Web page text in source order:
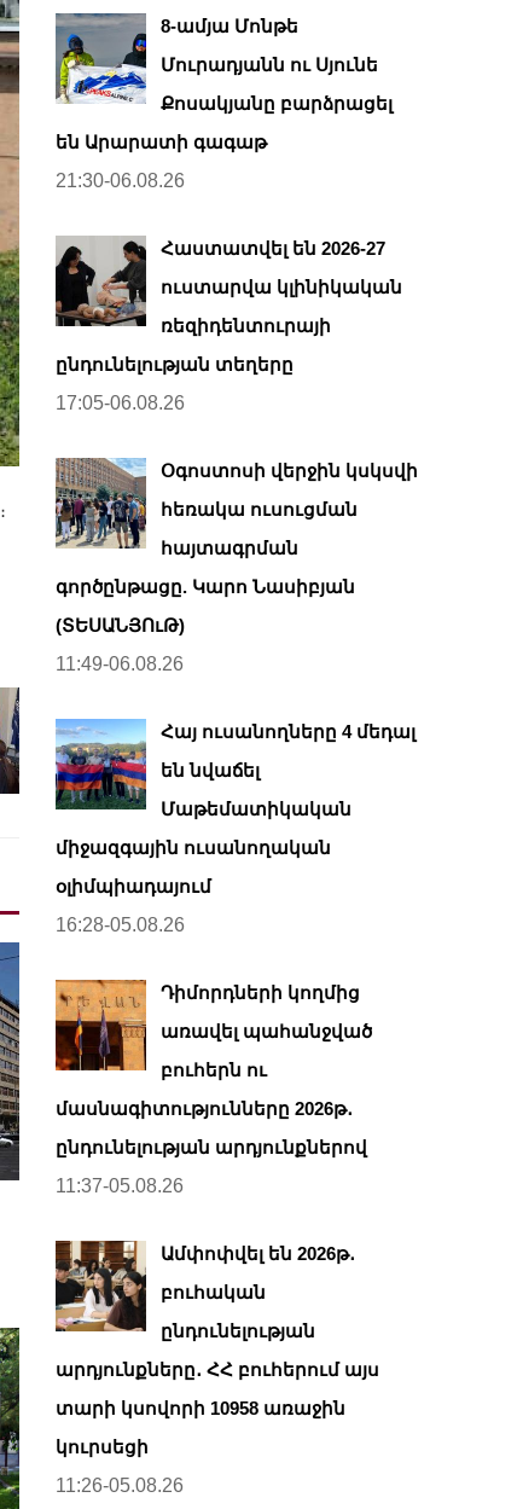
։
8-ամյա Մոնթե
Մուրադյանն ու Սյունե
Քոսակյանը բարձրացել
են Արարատի գագաթ
21:30-06.08.26
Հաստատվել են 2026-27
ուստարվա կլինիկական
ռեզիդենտուրայի
ընդունելության տեղերը
17:05-06.08.26
Օգոստոսի վերջին կսկսվի
հեռակա ուսուցման
հայտագրման
գործընթացը. Կարո Նասիբյան
(ՏԵՍԱՆՅՈւԹ)
11:49-06.08.26
Հայ ուսանողները 4 մեդալ
են նվաճել
Մաթեմատիկական
միջազգային ուսանողական
օլիմպիադայում
16:28-05.08.26
Դիմորդների կողմից
առավել պահանջված
բուհերն ու
մասնագիտությունները 2026թ․
ընդունելության արդյունքներով
11:37-05.08.26
Ամփոփվել են 2026թ․
բուհական
ընդունելության
արդյունքները․ ՀՀ բուհերում այս
տարի կսովորի 10958 առաջին
կուրսեցի
11:26-05.08.26